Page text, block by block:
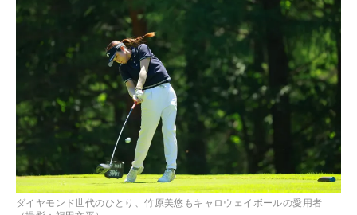
ダイヤモンド世代のひとり、竹原美悠もキャロウェイボールの愛用者